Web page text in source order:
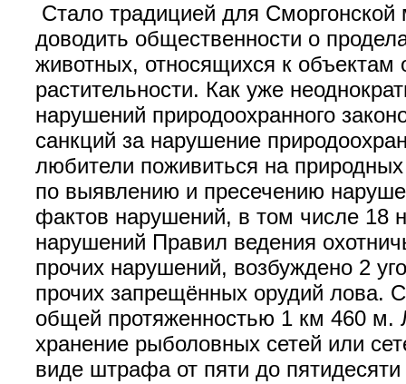
Стало традицией для Сморгонской
доводить общественности о
животных, относящихся к объектам
растительности. Как уже
нарушений природоохранного
санкций за нарушение
любители поживиться на
по выявлению и пресечению
фактов нарушений, в том числе 18
нарушений Правил ведения
прочих нарушений, возбуждено 2
прочих запрещённых орудий лова.
общей протяженностью 1 км 460 м.
хранение рыболовных сетей или
виде штрафа от пяти до